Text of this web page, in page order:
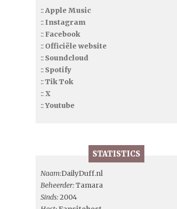
::Apple Music
:: Instagram
:: Facebook
:: Officiële website
:: Soundcloud
:: Spotify
::Tik Tok
:: X
::Youtube
STATISTICS
Naam:DailyDuff.nl
Beheerder:Tamara
Sinds:2004